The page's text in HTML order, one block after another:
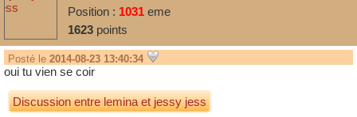
Position : 1031 eme
1623 points
Posté le 2014-08-23 13:40:34
oui tu vien se coir
Discussion entreleminaetjessy jess